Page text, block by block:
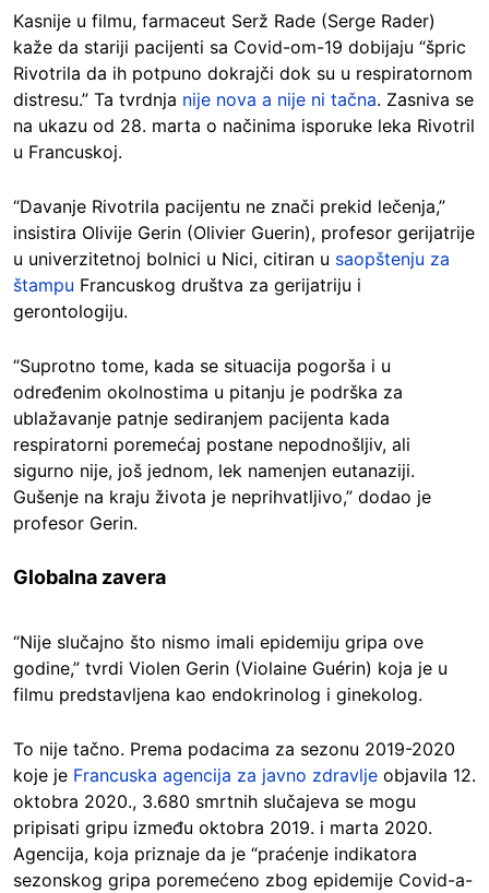
Kasnije u filmu, farmaceut Serž Rade (Serge Rader)
kaže da stariji pacijenti sa Covid-om-19 dobijaju “špric
Rivotrila da ih potpuno dokrajči dok su u respiratornom
distresu.” Ta tvrdnja nije nova a nije ni tačna. Zasniva se
na ukazu od 28. marta o načinima isporuke leka Rivotril
u Francuskoj.
“Davanje Rivotrila pacijentu ne znači prekid lečenja,”
insistira Olivije Gerin (Olivier Guerin), profesor gerijatrije
u univerzitetnoj bolnici u Nici, citiran u saopštenju za
štampu Francuskog društva za gerijatriju i
gerontologiju.
“Suprotno tome, kada se situacija pogorša i u
određenim okolnostima u pitanju je podrška za
ublažavanje patnje sediranjem pacijenta kada
respiratorni poremećaj postane nepodnošljiv, ali
sigurno nije, još jednom, lek namenjen eutanaziji.
Gušenje na kraju života je neprihvatljivo,” dodao je
profesor Gerin.
Globalna zavera
“Nije slučajno što nismo imali epidemiju gripa ove
godine,” tvrdi Violen Gerin (Violaine Guérin) koja je u
filmu predstavljena kao endokrinolog i ginekolog.
To nije tačno. Prema podacima za sezonu 2019-2020
koje je Francuska agencija za javno zdravlje objavila 12.
oktobra 2020., 3.680 smrtnih slučajeva se mogu
pripisati gripu između oktobra 2019. i marta 2020.
Agencija, koja priznaje da je “praćenje indikatora
sezonskog gripa poremećeno zbog epidemije Covid-a-